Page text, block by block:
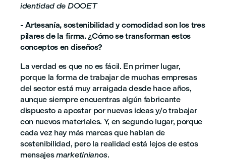
identidad de DOOET
- Artesanía, sostenibilidad y comodidad son los tres
pilares de la firma. ¿Cómo se transforman estos
conceptos en diseños?
La verdad es que no es fácil. En primer lugar,
porque la forma de trabajar de muchas empresas
del sector está muy arraigada desde hace años,
aunque siempre encuentras algún fabricante
dispuesto a apostar por nuevas ideas y/o trabajar
con nuevos materiales. Y, en segundo lugar, porque
cada vez hay más marcas que hablan de
sostenibilidad, pero la realidad está lejos de estos
mensajesmarketinianos.